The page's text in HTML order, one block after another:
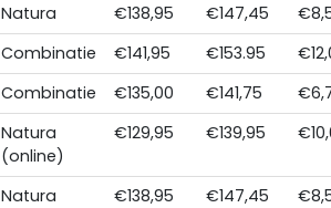
Natura €138,95 €147,45
Combinatie €141,95 €153.95
Combinatie €135,00 €141,75
Natura
(online)
€129,95 €139,95
Natura €138,95 €147,45